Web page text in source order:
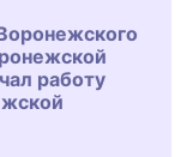
работу